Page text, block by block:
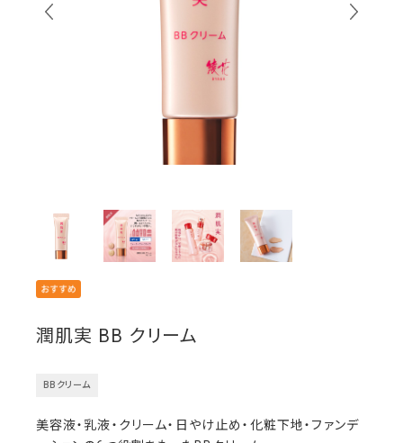
潤肌実 BB クリーム
BBクリーム
美容液・乳液・クリーム・日やけ止め・化粧下地・ファンデ